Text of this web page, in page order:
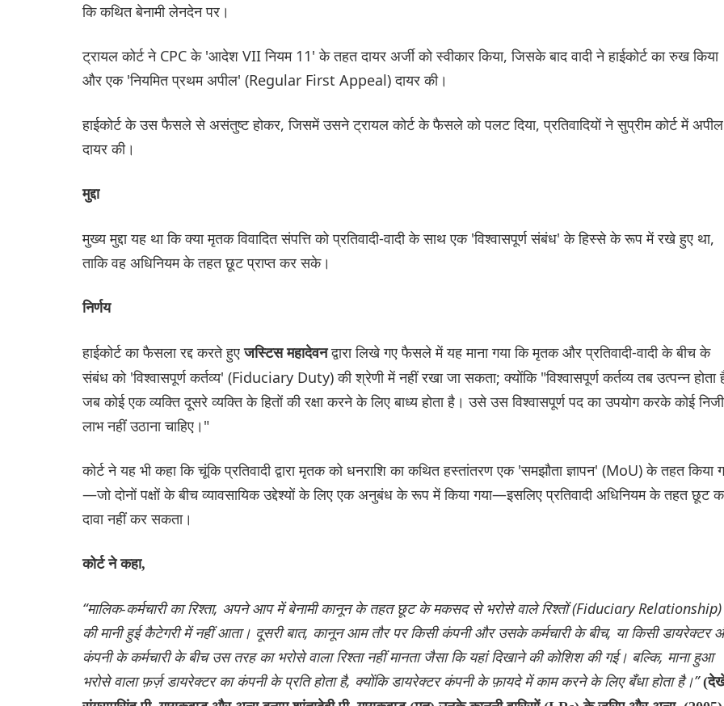
कि कथित बेनामी लेनदेन पर।
ट्रायल कोर्ट ने CPC के 'आदेश VII नियम 11' के तहत दायर अर्जी को स्वीकार किया, जिसके बाद वादी ने हाईकोर्ट का रुख किया
और एक 'नियमित प्रथम अपील' (Regular First Appeal) दायर की।
हाईकोर्ट के उस फैसले से असंतुष्ट होकर, जिसमें उसने ट्रायल कोर्ट के फैसले को पलट दिया, प्रतिवादियों ने सुप्रीम कोर्ट में अपील
दायर की।
मुद्दा
मुख्य मुद्दा यह था कि क्या मृतक विवादित संपत्ति को प्रतिवादी-वादी के साथ एक 'विश्वासपूर्ण संबंध' के हिस्से के रूप में रखे हुए था,
ताकि वह अधिनियम के तहत छूट प्राप्त कर सके।
निर्णय
हाईकोर्ट का फैसला रद्द करते हुएजस्टिस महादेवनद्वारा लिखे गए फैसले में यह माना गया कि मृतक और प्रतिवादी-वादी के बीच के
संबंध को 'विश्वासपूर्ण कर्तव्य' (Fiduciary Duty) की श्रेणी में नहीं रखा जा सकता; क्योंकि "विश्वासपूर्ण कर्तव्य तब उत्पन्न होता
जब कोई एक व्यक्ति दूसरे व्यक्ति के हितों की रक्षा करने के लिए बाध्य होता है। उसे उस विश्वासपूर्ण पद का उपयोग करके कोई निजी
लाभ नहीं उठाना चाहिए।"
कोर्ट ने यह भी कहा कि चूंकि प्रतिवादी द्वारा मृतक को धनराशि का कथित हस्तांतरण एक 'समझौता ज्ञापन' (MoU) के तहत किया
—जो दोनों पक्षों के बीच व्यावसायिक उद्देश्यों के लिए एक अनुबंध के रूप में किया गया—इसलिए प्रतिवादी अधिनियम के तहत छूट
दावा नहीं कर सकता।
कोर्ट ने कहा,
“मालिक-कर्मचारी का रिश्ता, अपने आप में बेनामी कानून के तहत छूट के मकसद से भरोसे वाले रिश्तों (Fiduciary Relationship)
की मानी हुई कैटेगरी में नहीं आता। दूसरी बात, कानून आम तौर पर किसी कंपनी और उसके कर्मचारी के बीच, या किसी डायरेक्टर
कंपनी के कर्मचारी के बीच उस तरह का भरोसे वाला रिश्ता नहीं मानता जैसा कि यहां दिखाने की कोशिश की गई। बल्कि, माना हुआ
भरोसे वाला फ़र्ज़ डायरेक्टर का कंपनी के प्रति होता है, क्योंकि डायरेक्टर कंपनी के फ़ायदे में काम करने के लिए बँधा होता है।”